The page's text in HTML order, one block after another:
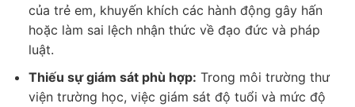
của trẻ em, khuyến khích các hành động gây hấn
hoặc làm sai lệch nhận thức về đạo đức và pháp
luật.
Thiếu sự giám sát phù hợp: Trong môi trường thư
viện trường học, việc giám sát độ tuổi và mức độ